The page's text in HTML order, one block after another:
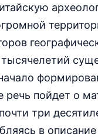
речь пойдет о
три
в